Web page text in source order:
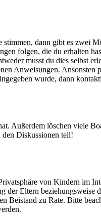
stimmen, dann gibt es zwei
folgen, die du erhalten
musst du dies selbst
Anweisungen.
wurde, dann
Außerdem löschen viele
Diskussionen teil!
von Kindern im
Eltern beziehungsweise
zu Rate. Bitte